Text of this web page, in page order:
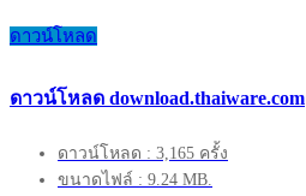
ดาวน์โหลด
ดาวน์โหลด download.thaiware.com
ดาวน์โหลด : 3,165 ครั้ง
ขนาดไฟล์ : 9.24 MB.